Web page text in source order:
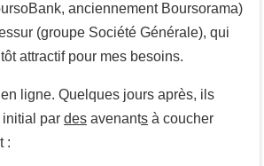
anciennement Boursorama)
(groupe Société Générale), qui
attractif pour mes besoins.
ligne. Quelques jours après, ils
initial par des avenants à coucher
: